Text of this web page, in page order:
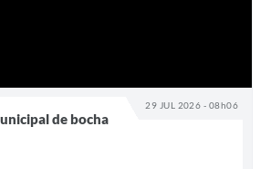
29 JUL 2026 - 08h06
de bocha